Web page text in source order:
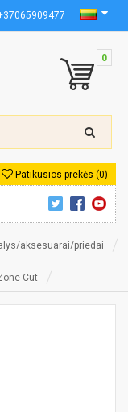
0
Patikusios prekės (0)
aksesuarai/priedai
Cut